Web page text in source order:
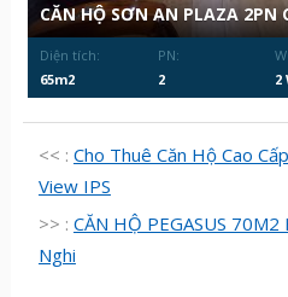
CĂN HỘ SƠN AN PLAZA 2PN
Diện tích:
65m2
PN:
2
2
<< : Cho Thuê Căn Hộ Cao
View IPS
>> : CĂN HỘ PEGASUS
Nghi